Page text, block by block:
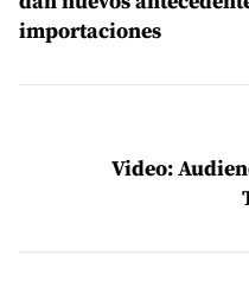
importaciones
Video: